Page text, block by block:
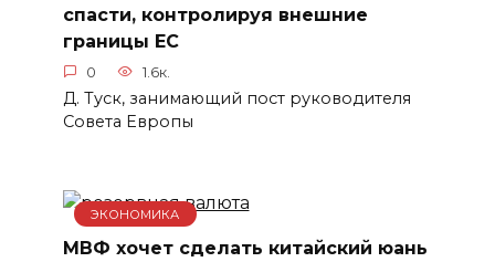
спасти, контролируя внешние
границы ЕС
0 1.6к.
Д. Туск, занимающий пост руководителя
Совета Европы
ЭКОНОМИКА
МВФ хочет сделать китайский юань